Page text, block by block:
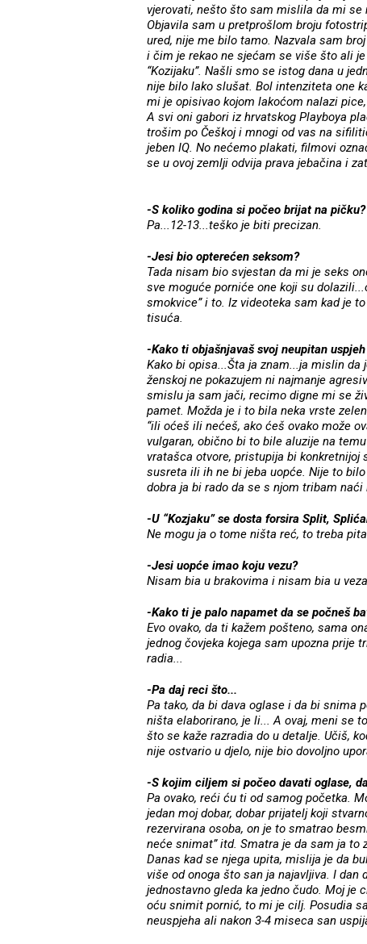
vjerovati, nešto što sam mislila da mi se
Objavila sam u pretprošlom broju
ured, nije me bilo tamo. Nazvala sam
i čim je rekao ne sjećam se više što ali
“Kozijaku”. Našli smo se istog dana u
nije bilo lako slušat. Bol intenziteta one
mi je opisivao kojom lakoćom nalazi
A svi oni gabori iz hrvatskog Playboya
trošim po Češkoj i mnogi od vas na
jeben IQ. No nećemo plakati, filmovi
se u ovoj zemlji odvija prava jebačina i
-S koliko godina si počeo brijat na pičku?
Pa...12-13...teško je biti precizan.
-Jesi bio opterećen seksom?
Tada nisam bio svjestan da mi je seks
sve moguće porniće one koji su
smokvice” i to. Iz videoteka sam kad je
tisuća.
-Kako ti objašnjavaš svoj neupitan
Kako bi opisa...Šta ja znam...ja mislin
ženskoj ne pokazujem ni najmanje
smislu ja sam jači, recimo digne mi se
pamet. Možda je i to bila neka vrste
“ili oćeš ili nećeš, ako ćeš ovako može
vulgaran, obično bi to bile aluzije na
vratašca otvore, pristupija bi
susreta ili ih ne bi jeba uopće. Nije to
dobra ja bi rado da se s njom tribam
-U “Kozjaku” se dosta forsira Split,
Ne mogu ja o tome ništa reć, to treba
-Jesi uopće imao koju vezu?
Nisam bia u brakovima i nisam bia u
-Kako ti je palo napamet da se počneš
Evo ovako, da ti kažem pošteno, sama
jednog čovjeka kojega sam upozna prije
radia...
-Pa daj reci što...
Pa tako, da bi dava oglase i da bi snima
ništa elaborirano, je li... A ovaj, meni se
što se kaže razradia do u detalje. Učiš,
nije ostvario u djelo, nije bio dovoljno
-S kojim ciljem si počeo davati oglase,
Pa ovako, reći ću ti od samog početka.
jedan moj dobar, dobar prijatelj koji
rezervirana osoba, on je to smatrao
neće snimat” itd. Smatra je da sam ja
Danas kad se njega upita, mislija je da
više od onoga što san ja najavljiva. I dan
jednostavno gleda ka jedno čudo. Moj je
oću snimit pornić, to mi je cilj. Posudia
neuspjeha ali nakon 3-4 miseca san